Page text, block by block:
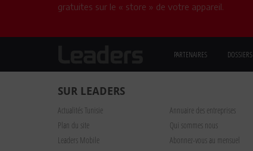
gratuites sur le « store » de votre appareil.
PARTENAIRES DOSSIERS
SUR LEADERS
Actualités Tunisie Annuaire des entreprises
Plan du site
Qui sommes nous
Leaders Mobile
Abonnez-vous au mensuel